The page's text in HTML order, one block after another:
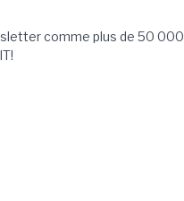
comme plus de 50 000